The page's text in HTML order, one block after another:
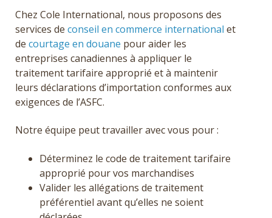
Chez Cole International, nous proposons des
services de conseil en commerce international et
de courtage en douane pour aider les
entreprises canadiennes à appliquer le
traitement tarifaire approprié et à maintenir
leurs déclarations d’importation conformes aux
exigences de l’ASFC.
Notre équipe peut travailler avec vous pour :
Déterminez le code de traitement tarifaire
approprié pour vos marchandises
Valider les allégations de traitement
préférentiel avant qu’elles ne soient